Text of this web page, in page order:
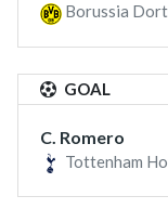
Borussia
GOAL
C. Romero
Tottenham